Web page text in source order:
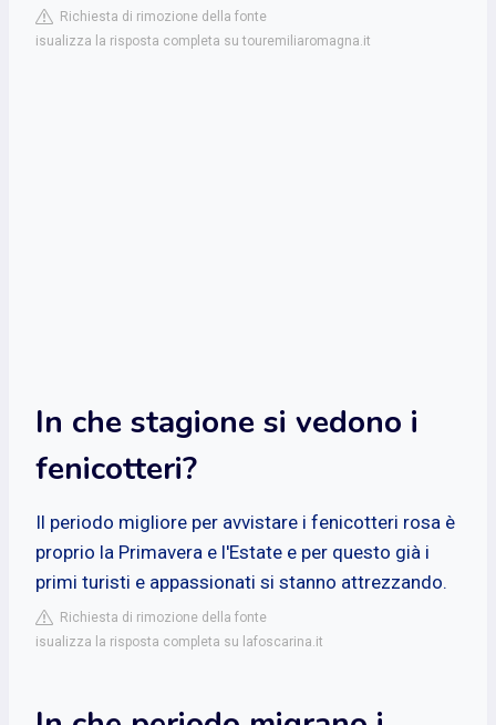
Richiesta di rimozione della fonte
isualizza la risposta completa su touremiliaromagna.it
In che stagione si vedono i
fenicotteri?
Il periodo migliore per avvistare i fenicotteri rosa è
proprio la Primavera e l'Estate e per questo già i
primi turisti e appassionati si stanno attrezzando.
Richiesta di rimozione della fonte
isualizza la risposta completa su lafoscarina.it